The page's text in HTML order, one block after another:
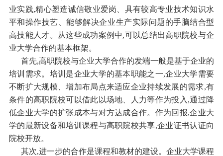
业实践,精心塑造诚信敬业爱岗、具有较高专业技术知识水
平和操作技艺、能够解决企业生产实际问题的手脑结合型
高技能人才。从这些成功案例中,可以总结出高职院校与企
业大学合作的基本框架。
首先,高职院校与企业大学合作的发端一般是基于企业的
培训需求。培训是企业大学的基本职能之一,企业大学需要
不断扩大规模、增加布局点来适应企业持续发展的需求,有
条件的高职院校可以借此以场地、人力等作为投入,通过降
低企业大学的扩张成本与对方达成合作。作为回报,企业大
学的最新设备和培训课程与高职院校共享,企业证书认证向
院校开放。
其次,进一步的合作是课程和教材的建设。企业大学课程